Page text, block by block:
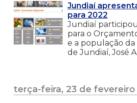
Jundiaí
para 2022
Jundiaí
para o
e a população
de Jundiaí, José
terça-feira, 23 de fevereiro